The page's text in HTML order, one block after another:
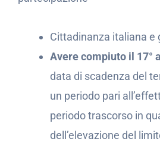
Cittadinanza italiana e
Avere compiuto il 17°
data di scadenza del
un periodo pari
periodo trascorso in
dell’elevazione del